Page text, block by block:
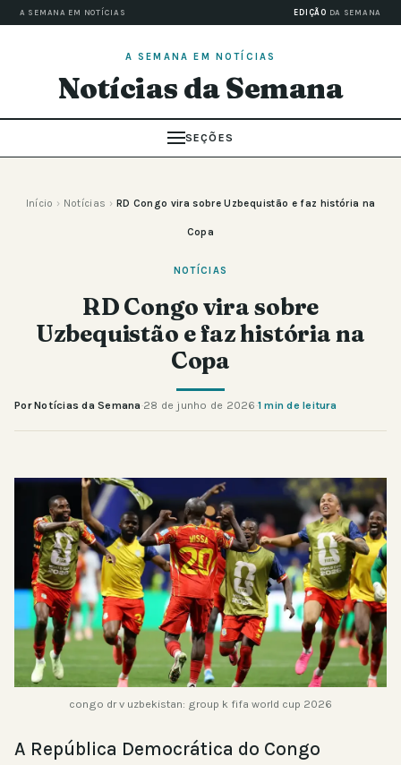
A SEMANA EM NOTÍCIAS EDIÇÃO DA SEMANA
A SEMANA EM NOTÍCIAS
Notícias da Semana
SEÇÕES
Início › Notícias › RD Congo vira sobre Uzbequistão e faz história na
Copa
NOTÍCIAS
RD Congo vira sobre
Uzbequistão e faz história na
Copa
Por Notícias da Semana·28 de junho de 2026·1 min de leitura
congo dr v uzbekistan: group k fifa world cup 2026
A República Democrática do Congo